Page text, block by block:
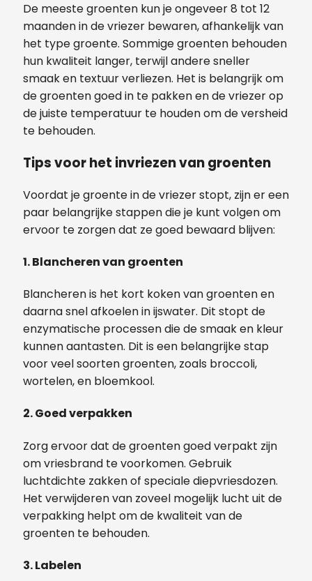
De meeste groenten kun je ongeveer 8 tot 12
maanden in de vriezer bewaren, afhankelijk van
het type groente. Sommige groenten behouden
hun kwaliteit langer, terwijl andere sneller
smaak en textuur verliezen. Het is belangrijk om
de groenten goed in te pakken en de vriezer op
de juiste temperatuur te houden om de versheid
te behouden.
Tips voor het invriezen van groenten
Voordat je groente in de vriezer stopt, zijn er een
paar belangrijke stappen die je kunt volgen om
ervoor te zorgen dat ze goed bewaard blijven:
1. Blancheren van groenten
Blancheren is het kort koken van groenten en
daarna snel afkoelen in ijswater. Dit stopt de
enzymatische processen die de smaak en kleur
kunnen aantasten. Dit is een belangrijke stap
voor veel soorten groenten, zoals broccoli,
wortelen, en bloemkool.
2. Goed verpakken
Zorg ervoor dat de groenten goed verpakt zijn
om vriesbrand te voorkomen. Gebruik
luchtdichte zakken of speciale diepvriesdozen.
Het verwijderen van zoveel mogelijk lucht uit de
verpakking helpt om de kwaliteit van de
groenten te behouden.
3. Labelen